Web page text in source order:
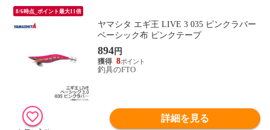
8/6時点_ポイント最大11倍
ヤマシタ エギ王 LIVE 3 035 ピンクラバー
ベーシック布 ピンクテープ
894円
8
釣具のFTO
詳細を見る